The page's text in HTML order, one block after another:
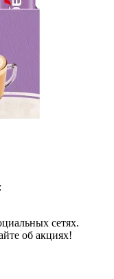
сетях.
об акциях!